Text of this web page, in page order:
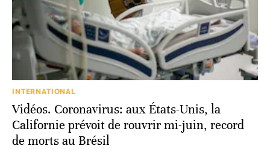
INTERNATIONAL
Vidéos. Coronavirus: aux États-Unis, la
Californie prévoit de rouvrir mi-juin, record
de morts au Brésil